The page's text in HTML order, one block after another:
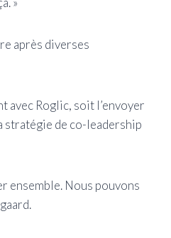
après diverses
avec Roglic, soit l’envoyer
stratégie de co-leadership
ensemble. Nous pouvons